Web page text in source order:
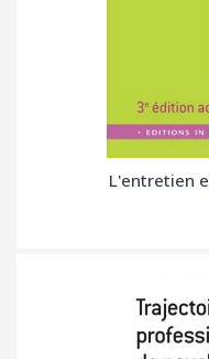
L'entretien